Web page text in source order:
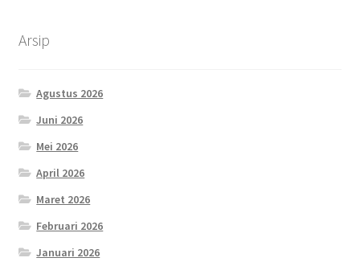
Arsip
Agustus 2026
Juni 2026
Mei 2026
April 2026
Maret 2026
Februari 2026
Januari 2026